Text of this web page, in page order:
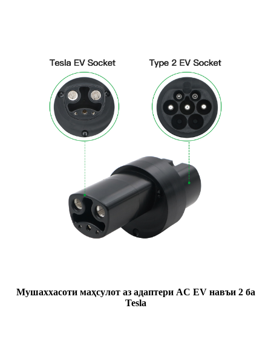
Мушаххасоти маҳсулот аз адаптери AC EV навъи 2 ба
Tesla